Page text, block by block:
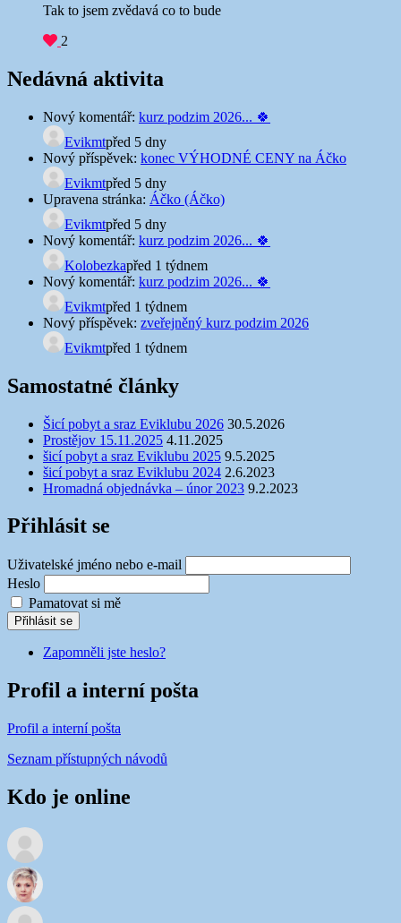
Tak to jsem zvědavá co to bude
2
Nedávná aktivita
Nový komentář: kurz podzim 2026... 🍀
Evikmtpřed 5 dny
Nový příspěvek: konec VÝHODNÉ CENY na Áčko
Evikmtpřed 5 dny
Upravena stránka: Áčko (Áčko)
Evikmtpřed 5 dny
Nový komentář: kurz podzim 2026... 🍀
Kolobezkapřed 1 týdnem
Nový komentář: kurz podzim 2026... 🍀
Evikmtpřed 1 týdnem
Nový příspěvek: zveřejněný kurz podzim 2026
Evikmtpřed 1 týdnem
Samostatné články
Šicí pobyt a sraz Eviklubu 2026 30.5.2026
Prostějov 15.11.2025 4.11.2025
šicí pobyt a sraz Eviklubu 2025 9.5.2025
šicí pobyt a sraz Eviklubu 2024 2.6.2023
Hromadná objednávka – únor 2023 9.2.2023
Přihlásit se
Uživatelské jméno nebo e-mail
Heslo
Pamatovat si mě
Přihlásit se
Zapomněli jste heslo?
Profil a interní pošta
Profil a interní pošta
Seznam přístupných návodů
Kdo je online